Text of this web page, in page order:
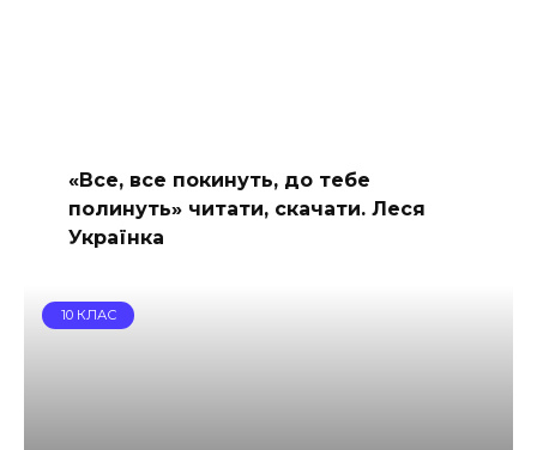
«Все, все покинуть, до тебе
полинуть» читати, скачати. Леся
Українка
10 КЛАС